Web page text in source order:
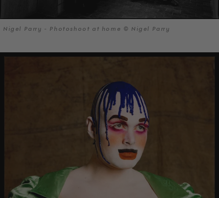
Nigel Parry - Photoshoot at home © Nigel Parry